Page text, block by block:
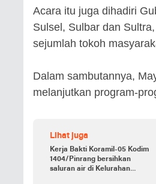
Acara itu juga dihadiri
Sulsel, Sulbar dan
sejumlah tokoh
Dalam sambutannya,
melanjutkan program-
Lihat juga
Kerja Bakti Koramil-05 Kodim
1404/Pinrang bersihkan
saluran air di Kelurahan